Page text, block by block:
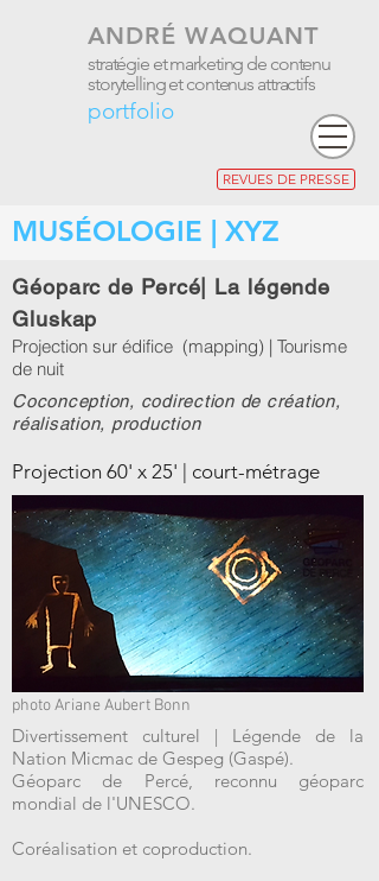
ANDRÉ WAQUANT
portfolio
stratégie et marketing de contenu
storytelling et contenus attractifs
REVUES DE PRESSE
MUSÉOLOGIE | XYZ
Géoparc de Percé| La légende
Gluskap
Projection sur édifice (mapping) | Tourisme
de nuit
Coconception, codirection de création,
réalisation, production
Projection 60' x 25' | court-métrage
photo Ariane Aubert Bonn
Divertissement culturel | Légende de la
Nation Micmac de Gespeg (Gaspé).
Géoparc de Percé, reconnu géoparc
mondial de l'UNESCO.
Coréalisation et coproduction.